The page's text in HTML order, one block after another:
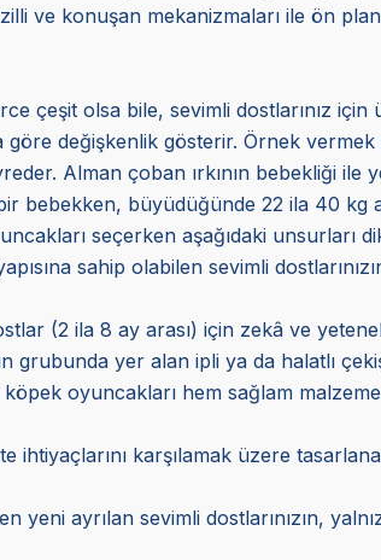
ve konuşan mekanizmaları ile ön
çeşit olsa bile, sevimli dostlarınız
değişkenlik gösterir. Örnek
Alman çoban ırkının bebekliği
bebekken, büyüdüğünde 22 ila 40 kg
seçerken aşağıdaki unsurları
sahip olabilen sevimli
(2 ila 8 ay arası) için zekâ ve
yer alan ipli ya da halatlı
oyuncakları hem sağlam
ihtiyaçlarını karşılamak üzere
ayrılan sevimli dostlarınızın,